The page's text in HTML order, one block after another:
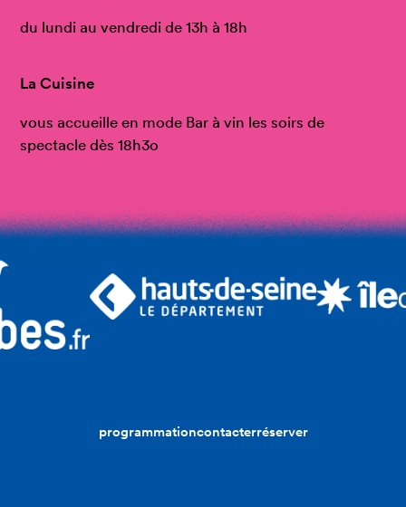
du lundi au vendredi de 13h à 18h
La Cuisine
vous accueille en mode Bar à vin les soirs de
spectacle dès 18h3o
programmationcontacterréserver